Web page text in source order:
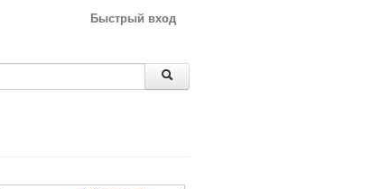
Быстрый вход